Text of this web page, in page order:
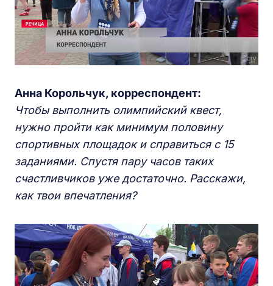
Анна Корольчук, корреспондент:
Чтобы выполнить олимпийский квест,
нужно пройти как минимум половину
спортивных площадок и справиться с 15
заданиями. Спустя пару часов таких
счастливчиков уже достаточно. Расскажи,
как твои впечатления?